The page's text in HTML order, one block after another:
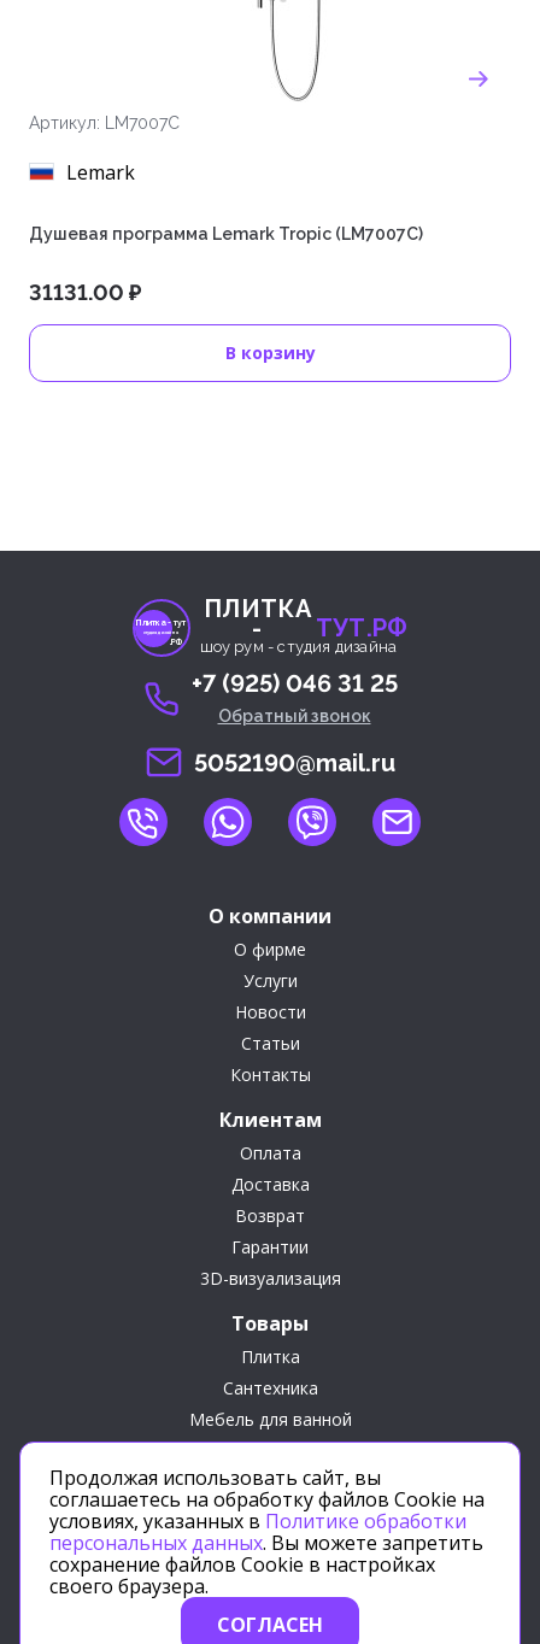
Артикул: LM7007C
Lemark
Душевая программа Lemark Tropic (LM7007C)
31131.00 ₽
В корзину
ПЛИТКА
- ТУТ.РФ
шоу рум - студия дизайна
Плитка- тут
студия дизайна
.РФ
+7 (925) 046 31 25
Обратный звонок
5052190@mail.ru
О компании
О фирме
Услуги
Новости
Статьи
Контакты
Клиентам
Оплата
Доставка
Возврат
Гарантии
3D-визуализация
Товары
Плитка
Сантехника
Мебель для ванной
Сопутствующие товары
Подарки
Политика конфиденциальности
Продолжая использовать сайт, вы
соглашаетесь на обработку файлов Cookie на
условиях, указанных в Политике обработки
персональных данных. Вы можете запретить
сохранение файлов Cookie в настройках
своего браузера.
СОГЛАСЕН